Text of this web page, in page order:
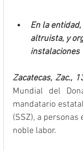
En la
altruista, y
instalaciones
Zacatecas, Zac.,
Mundial del
mandatario
(SSZ), a
noble labor.